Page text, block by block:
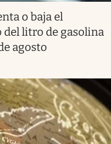
o baja el
del litro de gasolina
agosto